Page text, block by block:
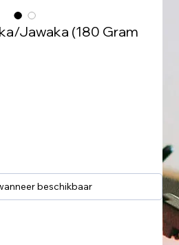
Jawaka (180 Gram
beschikbaar